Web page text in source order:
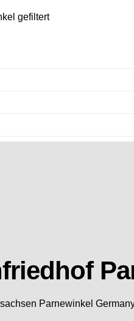
gefiltert
Parnewinkel